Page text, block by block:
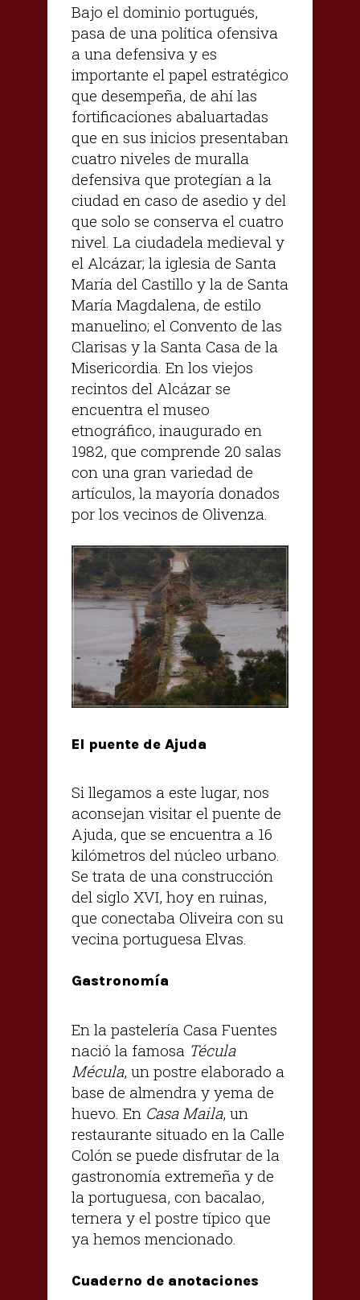
Bajo el dominio portugués,
pasa de una política ofensiva
a una defensiva y es
importante el papel estratégico
que desempeña, de ahí las
fortificaciones abaluartadas
que en sus inicios presentaban
cuatro niveles de muralla
defensiva que protegían a la
ciudad en caso de asedio y del
que solo se conserva el cuatro
nivel. La ciudadela medieval y
el Alcázar; la iglesia de Santa
María del Castillo y la de Santa
María Magdalena, de estilo
manuelino; el Convento de las
Clarisas y la Santa Casa de la
Misericordia. En los viejos
recintos del Alcázar se
encuentra el museo
etnográfico, inaugurado en
1982, que comprende 20 salas
con una gran variedad de
artículos, la mayoría donados
por los vecinos de Olivenza.
El puente de Ajuda
Si llegamos a este lugar, nos
aconsejan visitar el puente de
Ajuda, que se encuentra a 16
kilómetros del núcleo urbano.
Se trata de una construcción
del siglo XVI, hoy en ruinas,
que conectaba Oliveira con su
vecina portuguesa Elvas.
Gastronomía
En la pastelería Casa Fuentes
nació la famosa Técula
Mécula, un postre elaborado a
base de almendra y yema de
huevo. En Casa Maila, un
restaurante situado en la Calle
Colón se puede disfrutar de la
gastronomía extremeña y de
la portuguesa, con bacalao,
ternera y el postre típico que
ya hemos mencionado.
Cuaderno de anotaciones